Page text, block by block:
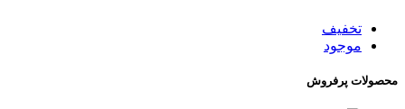
تخفیف
موجود
محصولات پرفروش